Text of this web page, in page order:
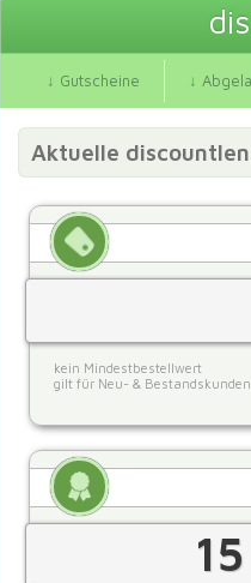
↓ Gutscheine ↓
Aktuelle
kein Mindestbestellwert
gilt für Neu- & Bestandskunden